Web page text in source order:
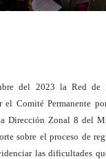
del 2023 la Red de
el Comité Permanente
Dirección Zonal 8 del
sobre el proceso de
las dificultades